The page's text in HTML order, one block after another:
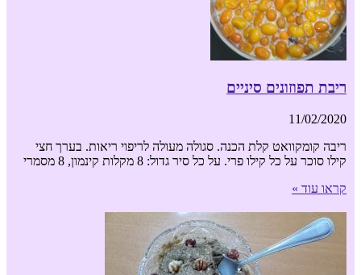
ריבת תפוזונים סיניים
11/02/2020
ריבה קומקוואט קלת הכנה. סגולה מעולה לריפוי ריאות. בערך חצי
קילו סוכר על כל קילו פרי. על כל סיר גדול: 8 מקלות קינמון, 8 מסמרי
קראו עוד »